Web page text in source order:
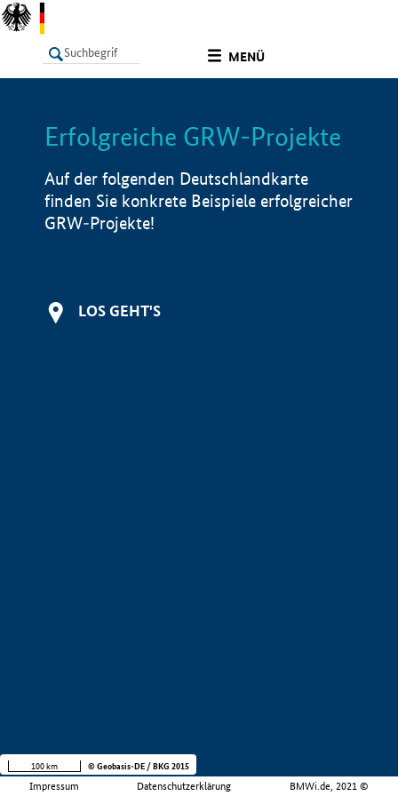
MENÜ
LISTE Info
Erfolgreiche GRW-Projekte
Auf der folgenden Deutschlandkarte
finden Sie konkrete Beispiele erfolgreicher
GRW-Projekte!
LOS GEHT'S
Impressum Datenschutzerklärung BMWi.de, 2021 ©
100 km © Geobasis-DE / BKG 2015